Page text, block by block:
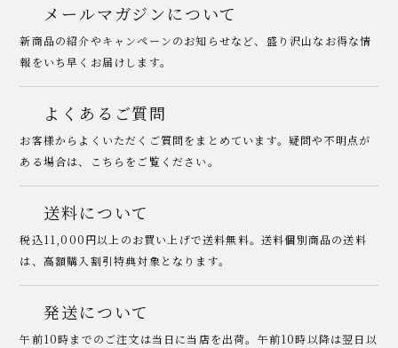
メールマガジンについて
新商品の紹介やキャンペーンのお知らせなど、盛り沢山なお得な情
報をいち早くお届けします。
よくあるご質問
お客様からよくいただくご質問をまとめています。疑問や不明点が
ある場合は、こちらをご覧ください。
送料について
税込11,000円以上のお買い上げで送料無料。送料個別商品の送料
は、高額購入割引特典対象となります。
発送について
午前10時までのご注文は当日に当店を出荷。午前10時以降は翌日以